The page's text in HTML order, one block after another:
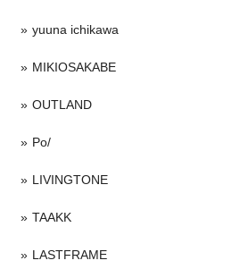
yuuna ichikawa
MIKIOSAKABE
OUTLAND
Po/
LIVINGTONE
TAAKK
LASTFRAME